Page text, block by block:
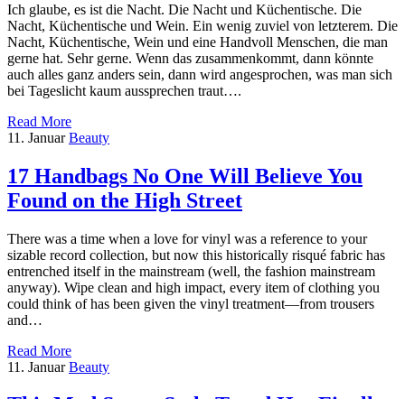
Ich glaube, es ist die Nacht. Die Nacht und Küchentische. Die
Nacht, Küchentische und Wein. Ein wenig zuviel von letzterem. Die
Nacht, Küchentische, Wein und eine Handvoll Menschen, die man
gerne hat. Sehr gerne. Wenn das zusammenkommt, dann könnte
auch alles ganz anders sein, dann wird angesprochen, was man sich
bei Tageslicht kaum aussprechen traut….
Read More
11. Januar Beauty
17 Handbags No One Will Believe You
Found on the High Street
There was a time when a love for vinyl was a reference to your
sizable record collection, but now this historically risqué fabric has
entrenched itself in the mainstream (well, the fashion mainstream
anyway). Wipe clean and high impact, every item of clothing you
could think of has been given the vinyl treatment—from trousers
and…
Read More
11. Januar Beauty